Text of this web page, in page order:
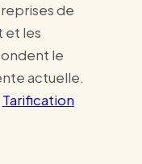
de
et les
le
actuelle.
Tarification